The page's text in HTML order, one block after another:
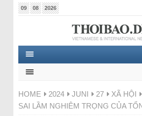
09 08 2026
HOME 2024 JUNI 27 XÃ HỘI
SAI LẦM NGHIÊM TRỌNG CỦA